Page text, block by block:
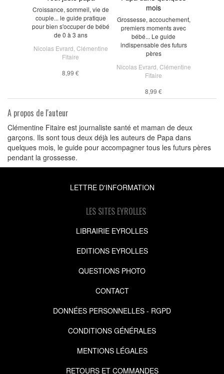
Croissance, sommeil, vie de
couple... le guide pratique
pour bien s'occuper de bébé
de 0 à 3 ans
Nicolas Evrard Clémentine
Fitaire
8,99 €
mois
Grossesse, accouchement,
premiers moments avec
bébé... Le guide
indispensable des futurs
pères
Nicolas Evrard Clémentine
Fitaire
8,99 €
A propos de l'auteur
Clémentine Fitaire est journaliste santé et maman de deux
garçons. Ils sont tous deux déjà les auteurs de Papa dans
quelques mois, le guide pour accompagner tous les futurs pères
pendant la grossesse.
LETTRE D'INFORMATION
LES SITES EYROLLES
LIBRAIRIE EYROLLES
EDITIONS EYROLLES
QUESTIONS PHOTO
CONTACT
DONNÉES PERSONNELLES - RGPD
CONDITIONS GÉNÉRALES
MENTIONS LÉGALES
RETOURS ET COMMANDES